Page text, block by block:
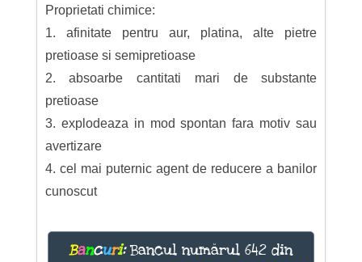
Proprietati chimice:
1. afinitate pentru aur, platina, alte pietre
pretioase si semipretioase
2. absoarbe cantitati mari de substante
pretioase
3. explodeaza in mod spontan fara motiv sau
avertizare
4. cel mai puternic agent de reducere a banilor
cunoscut
Bancuri:Bancul numărul 642 din